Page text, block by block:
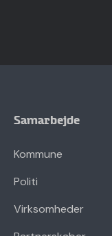
Samarbejde
Kommune
Politi
Virksomheder